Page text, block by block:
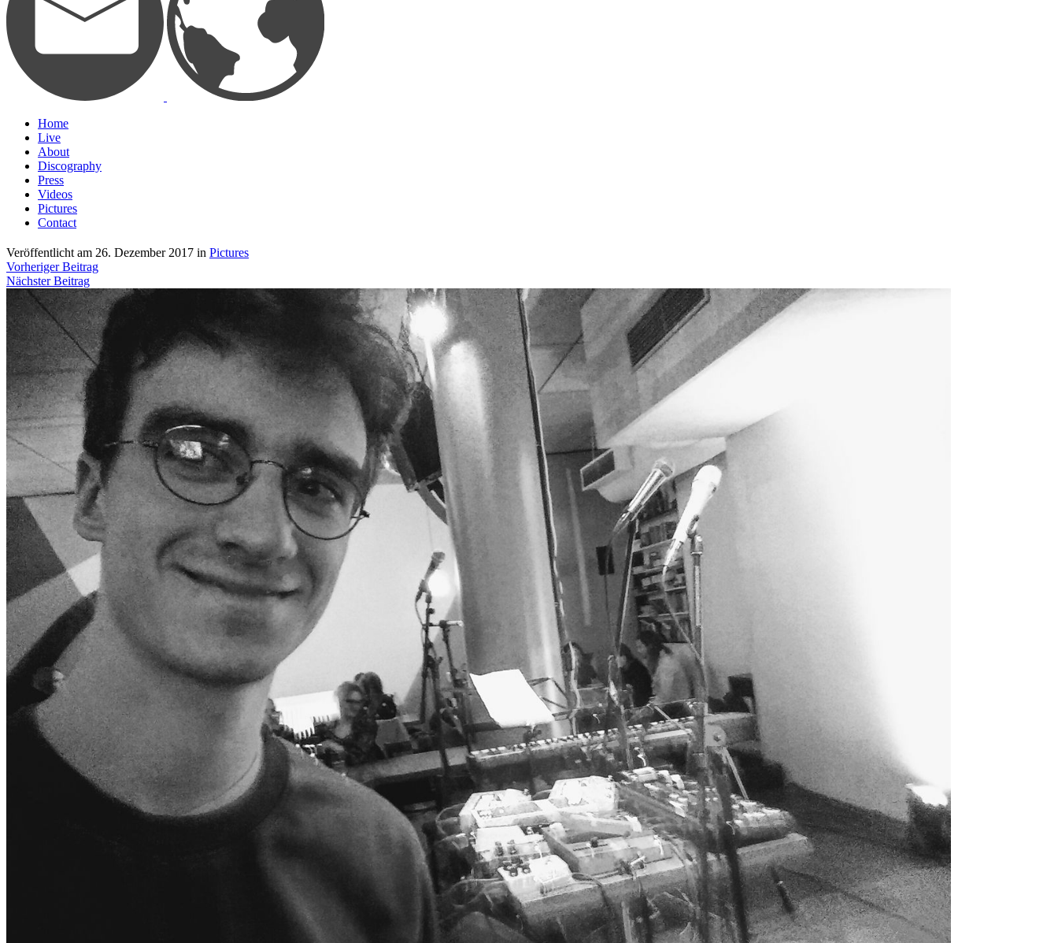
Home
Live
About
Discography
Press
Videos
Pictures
Contact
Veröffentlicht am 26. Dezember 2017 in Pictures
Vorheriger Beitrag
Nächster Beitrag